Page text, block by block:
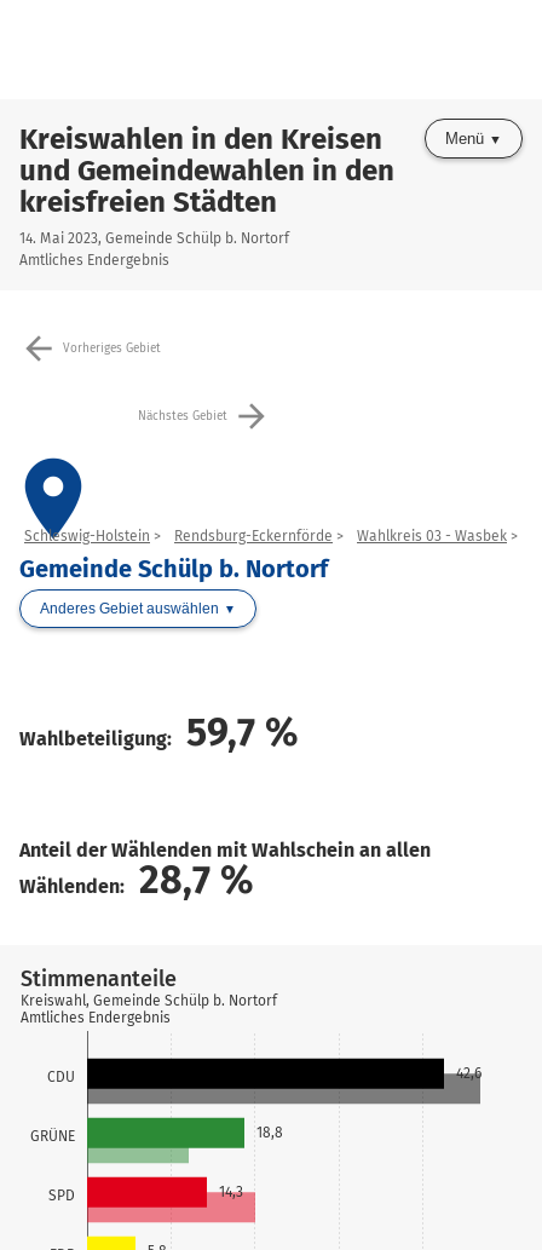
Kreiswahlen in den Kreisen
und Gemeindewahlen in den
kreisfreien Städten
14. Mai 2023, Gemeinde Schülp b. Nortorf
Amtliches Endergebnis
Menü
arrow_back Vorheriges Gebiet
Nächstes Gebiet arrow_forward
place
Schleswig-Holstein Rendsburg-Eckernförde Wahlkreis 03 - Wasbek
Gemeinde Schülp b. Nortorf
Anderes Gebiet auswählen
Wahlbeteiligung: 59,7 %
Anteil der Wählenden mit Wahlschein an allen
Wählenden:
28,7 %
CDU
GRÜNE
SPD
42,6
18,8
14,3
Stimmenanteile
Kreiswahl, Gemeinde Schülp b. Nortorf
Amtliches Endergebnis